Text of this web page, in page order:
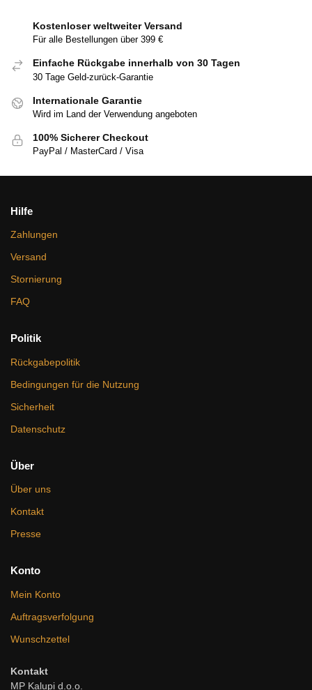
Kostenloser weltweiter Versand
Für alle Bestellungen über 399 €
Einfache Rückgabe innerhalb von 30 Tagen
30 Tage Geld-zurück-Garantie
Internationale Garantie
Wird im Land der Verwendung angeboten
100% Sicherer Checkout
PayPal / MasterCard / Visa
Hilfe
Zahlungen
Versand
Stornierung
FAQ
Politik
Rückgabepolitik
Bedingungen für die Nutzung
Sicherheit
Datenschutz
Über
Über uns
Kontakt
Presse
Konto
Mein Konto
Auftragsverfolgung
Wunschzettel
Kontakt
MP Kalupi d.o.o.